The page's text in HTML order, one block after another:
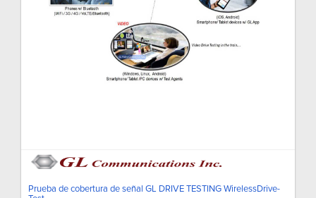
Prueba de cobertura de señal GL DRIVE TESTING WirelessDrive-